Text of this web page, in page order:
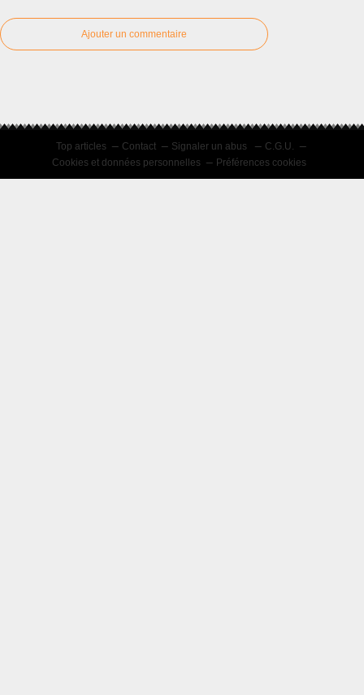
Ajouter un commentaire
Top articles Contact Signaler un abus
C.G.U.
Cookies et données personnelles
Préférences cookies